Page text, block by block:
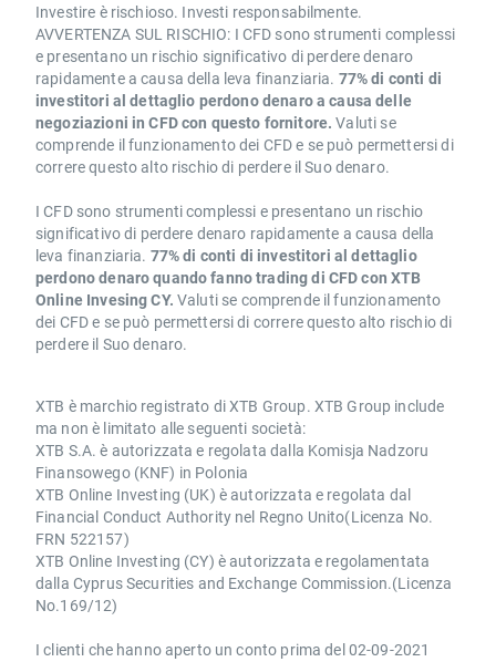
Investire è rischioso. Investi responsabilmente.
AVVERTENZA SUL RISCHIO: I CFD sono strumenti complessi
e presentano un rischio significativo di perdere denaro
rapidamente a causa della leva finanziaria. 77% di conti di
investitori al dettaglio perdono denaro a causa delle
negoziazioni in CFD con questo fornitore. Valuti se
comprende il funzionamento dei CFD e se può permettersi di
correre questo alto rischio di perdere il Suo denaro.
I CFD sono strumenti complessi e presentano un rischio
significativo di perdere denaro rapidamente a causa della
leva finanziaria. 77% di conti di investitori al dettaglio
perdono denaro quando fanno trading di CFD con XTB
Online Invesing CY. Valuti se comprende il funzionamento
dei CFD e se può permettersi di correre questo alto rischio di
perdere il Suo denaro.
XTB è marchio registrato di XTB Group. XTB Group include
ma non è limitato alle seguenti società:
XTB S.A. è autorizzata e regolata dalla Komisja Nadzoru
Finansowego (KNF) in Polonia
XTB Online Investing (UK) è autorizzata e regolata dal
Financial Conduct Authority nel Regno Unito(Licenza No.
FRN 522157)
XTB Online Investing (CY) è autorizzata e regolamentata
dalla Cyprus Securities and Exchange Commission.(Licenza
No.169/12)
I clienti che hanno aperto un conto prima del 02-09-2021